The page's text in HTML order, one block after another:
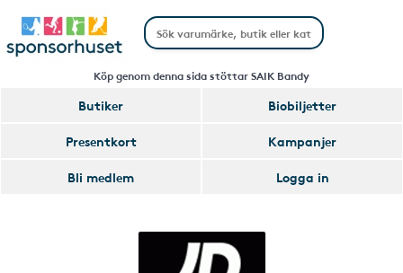
Köp genom denna sida stöttar SAIK Bandy
Butiker
Biobiljetter
Presentkort
Kampanjer
Bli medlem
Logga in